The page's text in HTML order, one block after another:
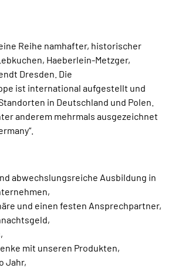
Reihe namhafter, historischer
Haeberlein-Metzger,
Dresden. Die
ist international aufgestellt und
in Deutschland und Polen.
anderem mehrmals ausgezeichnet
abwechslungsreiche Ausbildung in
und einen festen Ansprechpartner,
mit unseren Produkten,
Jahr,